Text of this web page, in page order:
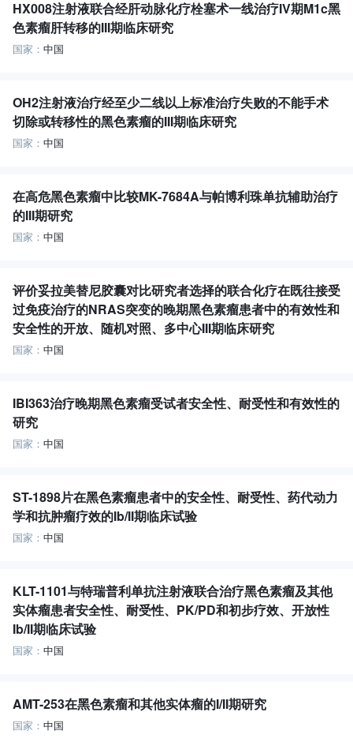
HX008注射液联合经肝动脉化疗栓塞术一线治疗IV期M1c黑
色素瘤肝转移的III期临床研究
国家： 中国
OH2注射液治疗经至少二线以上标准治疗失败的不能手术
切除或转移性的黑色素瘤的III期临床研究
国家： 中国
在高危黑色素瘤中比较MK-7684A与帕博利珠单抗辅助治疗
的III期研究
国家： 中国
评价妥拉美替尼胶囊对比研究者选择的联合化疗在既往接受
过免疫治疗的NRAS突变的晚期黑色素瘤患者中的有效性和
安全性的开放、随机对照、多中心III期临床研究
国家： 中国
IBI363治疗晚期黑色素瘤受试者安全性、耐受性和有效性的
研究
国家： 中国
ST-1898片在黑色素瘤患者中的安全性、耐受性、药代动力
学和抗肿瘤疗效的Ib/II期临床试验
国家： 中国
KLT-1101与特瑞普利单抗注射液联合治疗黑色素瘤及其他
实体瘤患者安全性、耐受性、PK/PD和初步疗效、开放性
Ib/II期临床试验
国家： 中国
AMT-253在黑色素瘤和其他实体瘤的I/II期研究
国家： 中国